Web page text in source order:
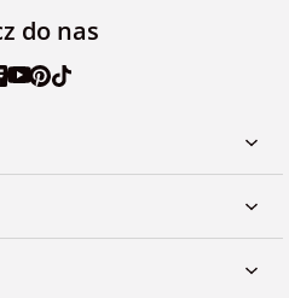
do nas